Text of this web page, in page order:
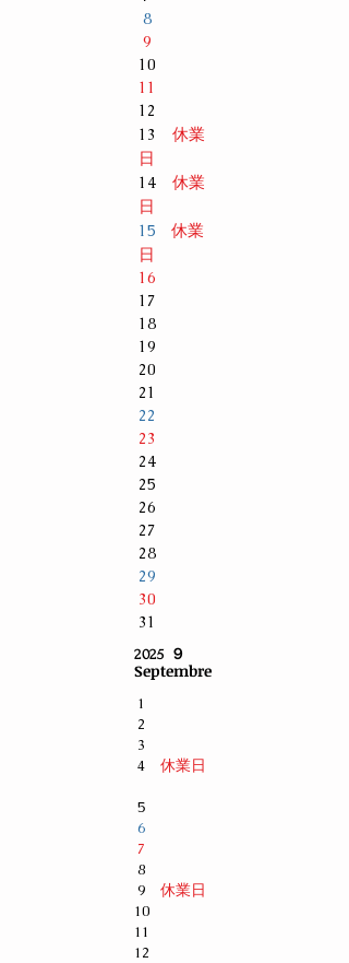
8
9
10
11
12
13
休業
日
14
休業
日
15
休業
日
16
17
18
19
20
21
22
23
24
25
26
27
28
29
30
31
2025 ９
Septembre
1
2
3
4
休業日
5
6
7
8
9
休業日
10
11
12